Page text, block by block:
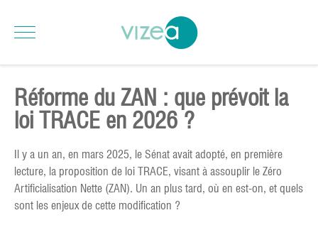
Réforme du ZAN : que prévoit la
loi TRACE en 2026 ?
Il y a un an, en mars 2025, le Sénat avait adopté, en première
lecture, la proposition de loi TRACE, visant à assouplir le Zéro
Artificialisation Nette (ZAN). Un an plus tard, où en est-on, et quels
sont les enjeux de cette modification ?